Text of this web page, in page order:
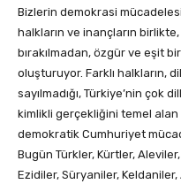
Bizlerin demokrasi
halkların ve inançların
bırakılmadan, özgür ve eşit
oluşturuyor. Farklı halkların,
sayılmadığı, Türkiye’nin çok
kimlikli gerçekliğini temel alan
demokratik Cumhuriyet
Bugün Türkler, Kürtler,
Ezidiler, Süryaniler,